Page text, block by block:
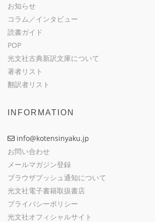
お知らせ
コラム／インタビュー
読書ガイド
POP
光文社古典新訳文庫について
著者リスト
翻訳者リスト
INFORMATION
info@kotensinyaku.jp
お問い合わせ
メールマガジン登録
ブラウザプッシュ通知について
光文社電子書籍取扱書店
プライバシーポリシー
光文社オフィシャルサイト